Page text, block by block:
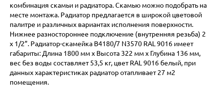
комбинация скамьи и радиатора. Скамью можно подобрать на
месте монтажа. Радиатор предлагается в широкой цветовой
палитре и различных вариантах исполнения поверхности.
Нижнее разностороннее подключение (внутренняя резьба) 2
х 1/2”. Радиатор-скамейка B4180/7 N3570 RAL 9016 имеет
габариты: Длина 1800 мм х Высота 322 мм х Глубина 136 мм,
вес без воды составляет 53,5 кг, цвет RAL 9016 белый, при
данных характеристиках радиатор отапливает 27 м2
помещения.